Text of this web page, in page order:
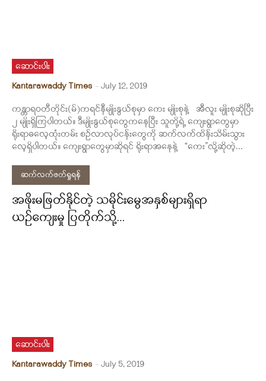
ဆောင်းပါး
Kantarawaddy Times - July 12, 2019
ကန္တာရဝတီတိုင်း(မ်)ကရင်နီမျိုးနွယ်စုမှာ ကေး မျိုးစုနဲ့ အီလူး မျိုးစုဆိုပြီး
၂ မျိုးရှိကြပါတယ်။ ဒီမျိုးနွယ်စုတွေကနေပြီး သူတို့ရဲ့ ကျေးရွာတွေမှာ
ရိုးရာဓလေ့ထုံးတမ်း စဉ်လာလုပ်ငန်းတွေကို ဆက်လက်ထိန်းသိမ်းသွား
လေ့ရှိပါတယ်။ ကျေးရွာတွေမှာဆိုရင် ရိုးရာအနေနဲ့ “ကေး”လို့ဆိုတဲ့...
ဆက်လက်ဖတ်ရှုရန်
အဖိုးမဖြတ်နိုင်တဲ့ သမိုင်းမွေအနှစ်များရှိရာ
ယဉ်ကျေးမှု ပြတိုက်သို့…
ဆောင်းပါး
Kantarawaddy Times - July 5, 2019